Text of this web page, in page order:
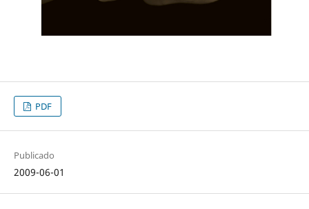
PDF
Publicado
2009-06-01